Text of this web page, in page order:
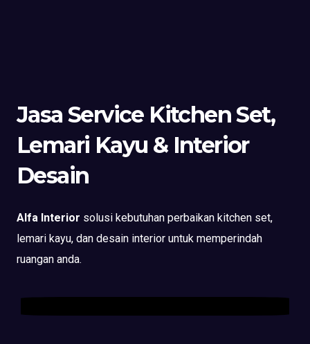
Jasa Service Kitchen Set,
Lemari Kayu & Interior
Desain
Alfa Interior solusi kebutuhan perbaikan kitchen set,
lemari kayu, dan desain interior untuk memperindah
ruangan anda.